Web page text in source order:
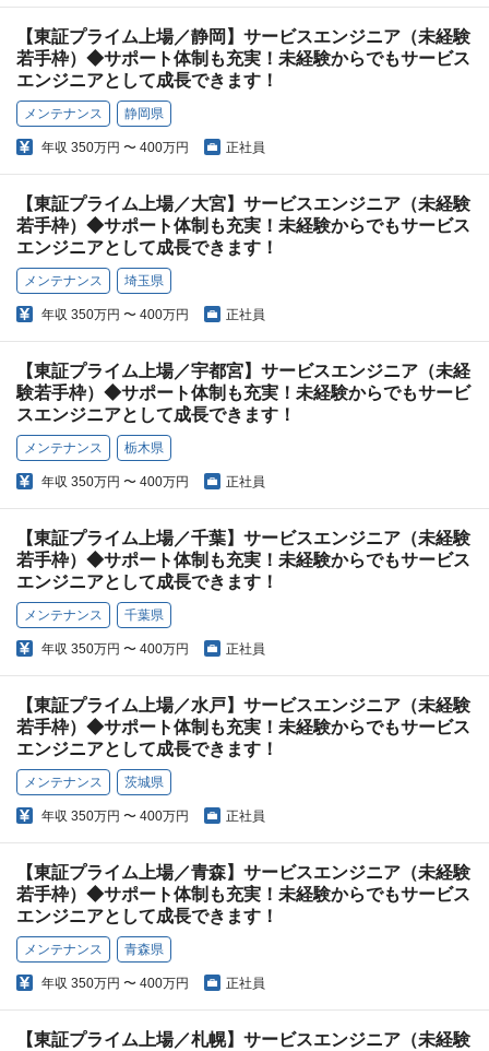
【東証プライム上場／静岡】サービスエンジニア（未経験
若手枠）◆サポート体制も充実！未経験からでもサービス
エンジニアとして成長できます！
メンテナンス 静岡県
年収 350万円 〜 400万円 正社員
【東証プライム上場／大宮】サービスエンジニア（未経験
若手枠）◆サポート体制も充実！未経験からでもサービス
エンジニアとして成長できます！
メンテナンス 埼玉県
年収 350万円 〜 400万円 正社員
【東証プライム上場／宇都宮】サービスエンジニア（未経
験若手枠）◆サポート体制も充実！未経験からでもサービ
スエンジニアとして成長できます！
メンテナンス 栃木県
年収 350万円 〜 400万円 正社員
【東証プライム上場／千葉】サービスエンジニア（未経験
若手枠）◆サポート体制も充実！未経験からでもサービス
エンジニアとして成長できます！
メンテナンス 千葉県
年収 350万円 〜 400万円 正社員
【東証プライム上場／水戸】サービスエンジニア（未経験
若手枠）◆サポート体制も充実！未経験からでもサービス
エンジニアとして成長できます！
メンテナンス 茨城県
年収 350万円 〜 400万円 正社員
【東証プライム上場／青森】サービスエンジニア（未経験
若手枠）◆サポート体制も充実！未経験からでもサービス
エンジニアとして成長できます！
メンテナンス 青森県
年収 350万円 〜 400万円 正社員
【東証プライム上場／札幌】サービスエンジニア（未経験